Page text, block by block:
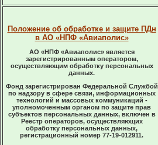
Положение об обработке и защите ПДн
в АО «НПФ «Авиаполис»
АО «НПФ «Авиаполис» является
зарегистрированным оператором,
осуществляющим обработку персональных
данных.
Фонд зарегистрирован Федеральной Службой
по надзору в сфере связи, информационных
технологий и массовых коммуникаций -
уполномоченным органом по защите прав
субъектов персональных данных, включен в
Реестр операторов, осуществляющих
обработку персональных данных,
регистрационный номер 77-19-012911.